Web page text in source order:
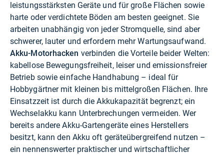
leistungsstärksten Geräte und für große Flächen sowie
harte oder verdichtete Böden am besten geeignet. Sie
arbeiten unabhängig von jeder Stromquelle, sind aber
schwerer, lauter und erfordern mehr Wartungsaufwand.
Akku-Motorhacken verbinden die Vorteile beider Welten:
kabellose Bewegungsfreiheit, leiser und emissionsfreier
Betrieb sowie einfache Handhabung – ideal für
Hobbygärtner mit kleinen bis mittelgroßen Flächen. Ihre
Einsatzzeit ist durch die Akkukapazität begrenzt; ein
Wechselakku kann Unterbrechungen vermeiden. Wer
bereits andere Akku-Gartengeräte eines Herstellers
besitzt, kann den Akku oft geräteübergreifend nutzen –
ein nennenswerter praktischer und wirtschaftlicher